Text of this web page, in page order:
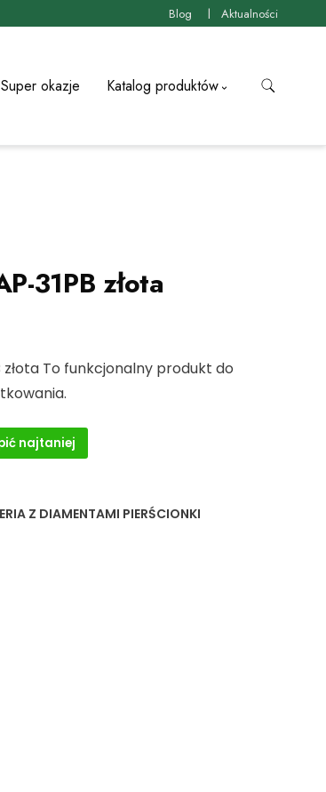
Blog Aktualności
Super okazje Katalog produktów
31PB złota
złota To funkcjonalny produkt do
najtaniej
Z DIAMENTAMI PIERŚCIONKI